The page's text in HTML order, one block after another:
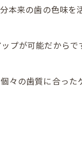
本来の歯の色味を
プが可能だからで
々の歯質に合った